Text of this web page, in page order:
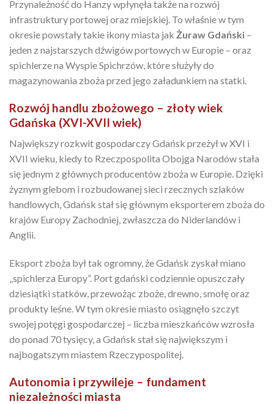
Przynależność do Hanzy wpłynęła także na rozwój
infrastruktury portowej oraz miejskiej. To właśnie w tym
okresie powstały takie ikony miasta jak Żuraw Gdański –
jeden z najstarszych dźwigów portowych w Europie – oraz
spichlerze na Wyspie Spichrzów, które służyły do
magazynowania zboża przed jego załadunkiem na statki.
Rozwój handlu zbożowego – złoty wiek
Gdańska (XVI-XVII wiek)
Największy rozkwit gospodarczy Gdańsk przeżył w XVI i
XVII wieku, kiedy to Rzeczpospolita Obojga Narodów stała
się jednym z głównych producentów zboża w Europie. Dzięki
żyznym glebom i rozbudowanej sieci rzecznych szlaków
handlowych, Gdańsk stał się głównym eksporterem zboża do
krajów Europy Zachodniej, zwłaszcza do Niderlandów i
Anglii.
Eksport zboża był tak ogromny, że Gdańsk zyskał miano
„spichlerza Europy”. Port gdański codziennie opuszczały
dziesiątki statków, przewożąc zboże, drewno, smołę oraz
produkty leśne. W tym okresie miasto osiągnęło szczyt
swojej potęgi gospodarczej – liczba mieszkańców wzrosła
do ponad 70 tysięcy, a Gdańsk stał się największym i
najbogatszym miastem Rzeczypospolitej.
Autonomia i przywileje – fundament
niezależności miasta